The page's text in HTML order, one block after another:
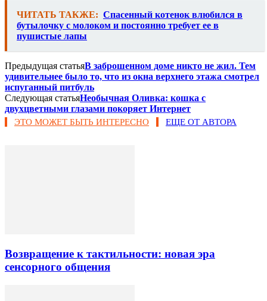
ЧИТАТЬ ТАКЖЕ: Спасенный котенок влюбился в
бутылочку с молоком и постоянно требует ее в
пушистые лапы
Предыдущая статьяВ заброшенном доме никто не жил. Тем
удивительнее было то, что из окна верхнего этажа смотрел
испуганный питбуль
Следующая статьяНеобычная Оливка: кошка с
двухцветными глазами покоряет Интернет
ЭТО МОЖЕТ БЫТЬ ИНТЕРЕСНО ЕЩЕ ОТ АВТОРА
Возвращение к тактильности: новая эра
сенсорного общения